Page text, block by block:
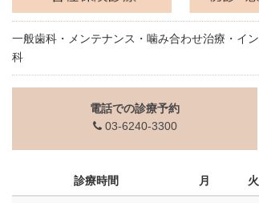
一般歯科・メンテナンス・噛み合わせ治療・イ
科
電話での診療予約
03-6240-3300
診療時間 月 火